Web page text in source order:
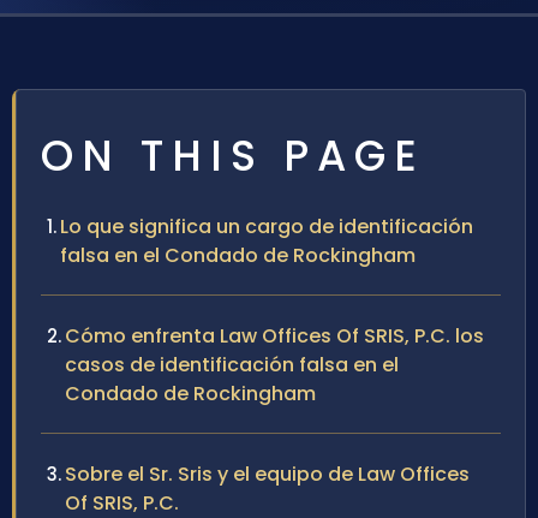
ON THIS PAGE
Lo que significa un cargo de identificación
falsa en el Condado de Rockingham
Cómo enfrenta Law Offices Of SRIS, P.C. los
casos de identificación falsa en el
Condado de Rockingham
Sobre el Sr. Sris y el equipo de Law Offices
Of SRIS, P.C.